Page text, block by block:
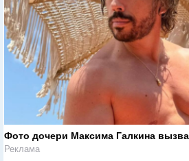
Фото дочери Максима Галкина
Реклама